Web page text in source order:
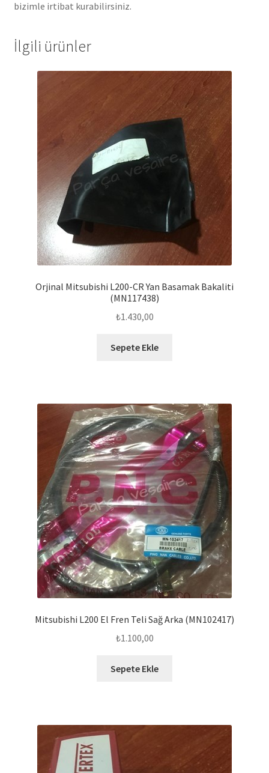
bizimle irtibat kurabilirsiniz.
İlgili ürünler
Orjinal Mitsubishi L200-CR Yan Basamak Bakaliti
(MN117438)
₺1.430,00
Sepete Ekle
Mitsubishi L200 El Fren Teli Sağ Arka (MN102417)
₺1.100,00
Sepete Ekle